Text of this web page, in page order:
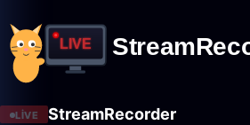
LIVE StreamRecorder